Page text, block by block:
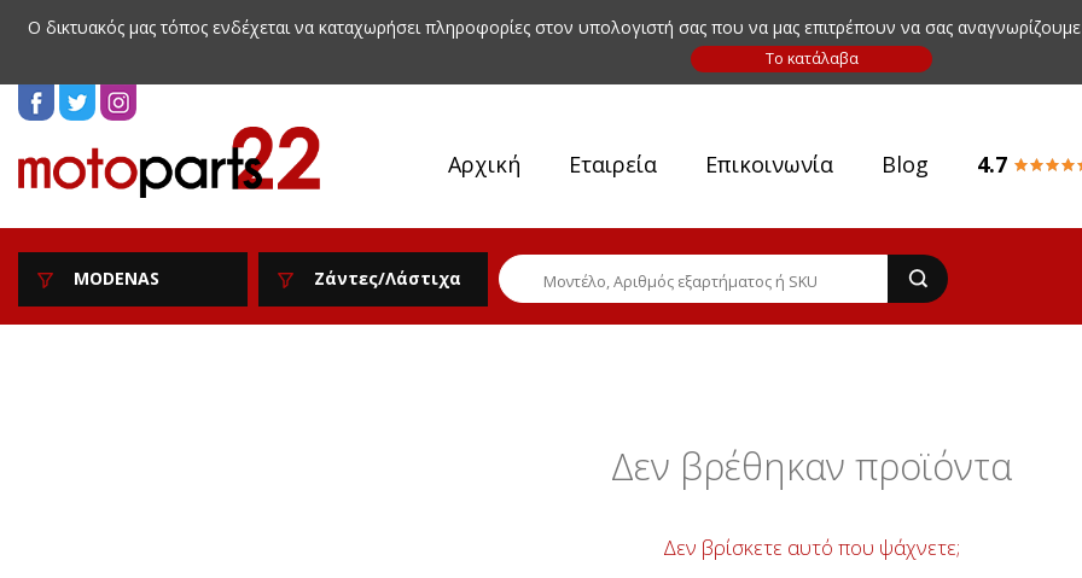
Ο δικτυακός μας τόπος ενδέχεται να καταχωρήσει πληροφορίες στον υπολογιστή σας που να μας επιτρέπουν να σας
Αρχική Εταιρεία Επικοινωνία Blog 4.7
MODENAS Ζάντες/Λάστιχα
Δεν βρέθηκαν προϊόντα
Δεν βρίσκετε αυτό που ψάχνετε;